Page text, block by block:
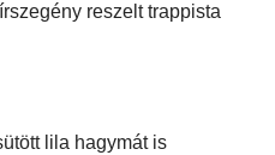
reszelt trappista
lila hagymát is